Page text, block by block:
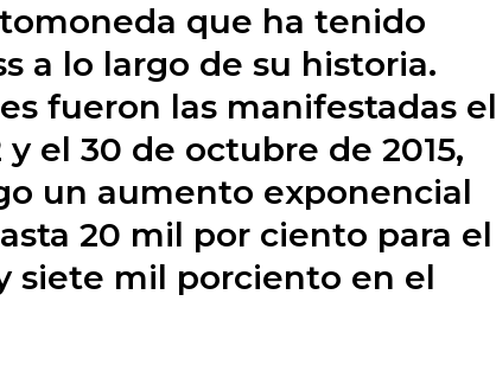
que ha tenido
a lo largo de su historia.
fueron las manifestadas el
y el 30 de octubre de 2015,
un aumento exponencial
20 mil por ciento para el
siete mil porciento en el